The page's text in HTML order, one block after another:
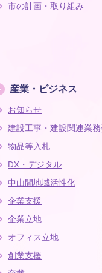
市の計画・取り組み
産業・ビジネス
お知らせ
建設工事・建設関連業
物品等入札
DX・デジタル
中山間地域活性化
企業支援
企業立地
オフィス立地
創業支援